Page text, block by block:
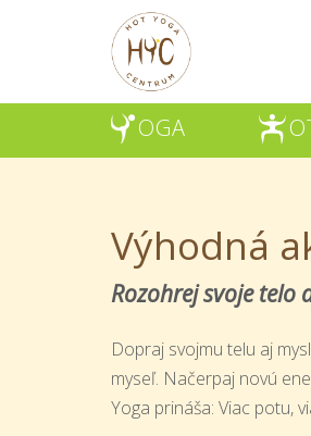
OGA
Výhodná
Rozohrej svoje telo
Dopraj svojmu telu aj
myseľ. Načerpaj novú
Yoga prináša: Viac potu,